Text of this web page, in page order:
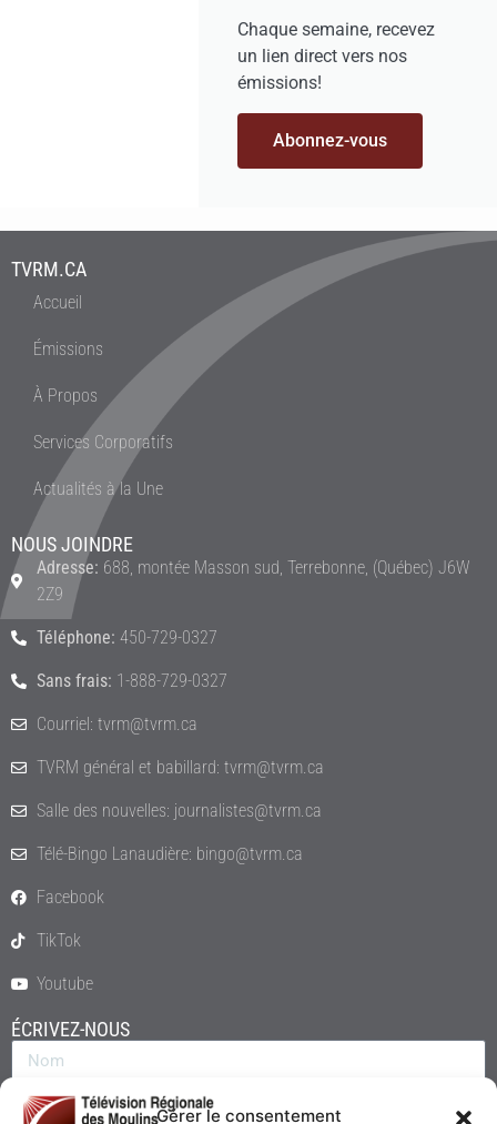
Gérer le consentement
Chaque semaine, recevez
un lien direct vers nos
émissions!
Abonnez-vous
TVRM.CA
Accueil
Émissions
À Propos
Services Corporatifs
Actualités à la Une
NOUS JOINDRE
Adresse: 688, montée Masson sud, Terrebonne, (Québec) J6W
2Z9
Téléphone: 450-729-0327
Sans frais: 1-888-729-0327
Courriel: tvrm@tvrm.ca
TVRM général et babillard: tvrm@tvrm.ca
Salle des nouvelles: journalistes@tvrm.ca
Télé-Bingo Lanaudière: bingo@tvrm.ca
Facebook
TikTok
Youtube
ÉCRIVEZ-NOUS